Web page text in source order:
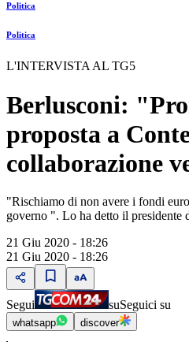
Politica
Politica
L'INTERVISTA AL TG5
Berlusconi:
proposta a
collaborazione
"Rischiamo di non avere i fondi
governo ". Lo ha detto il
21 Giu 2020 - 18:26
21 Giu 2020 - 18:26
Segui suSeguici su
whatsapp discover